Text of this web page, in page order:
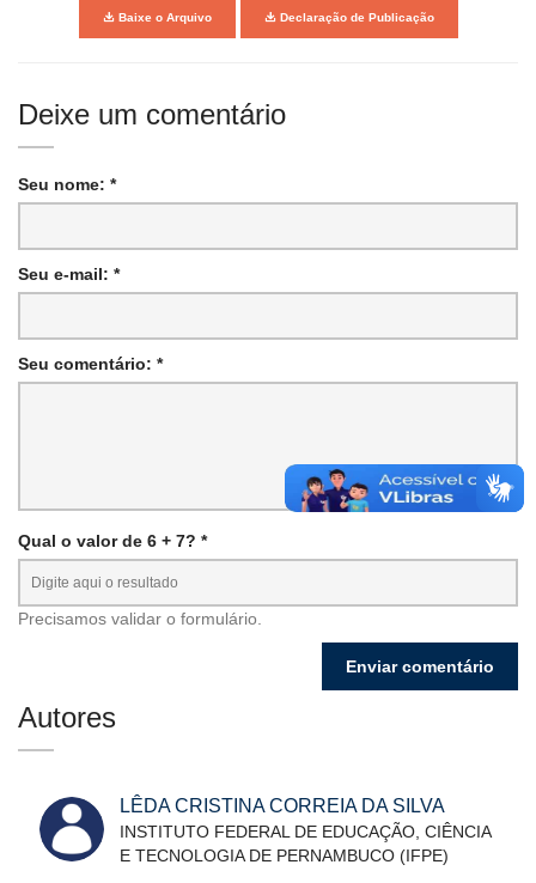
Baixe o Arquivo Declaração de Publicação
Deixe um comentário
Seu nome: *
Seu e-mail: *
Seu comentário: *
Qual o valor de 6 + 7? *
Precisamos validar o formulário.
Autores
LÊDA CRISTINA CORREIA DA SILVA
INSTITUTO FEDERAL DE EDUCAÇÃO, CIÊNCIA
E TECNOLOGIA DE PERNAMBUCO (IFPE)